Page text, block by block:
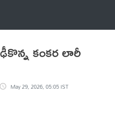
కంకర లారీ
May 29, 2026, 05:05 IST